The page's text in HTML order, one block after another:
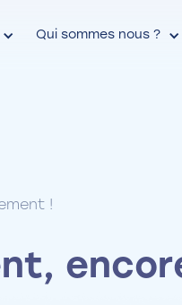
Qui sommes nous ?
!